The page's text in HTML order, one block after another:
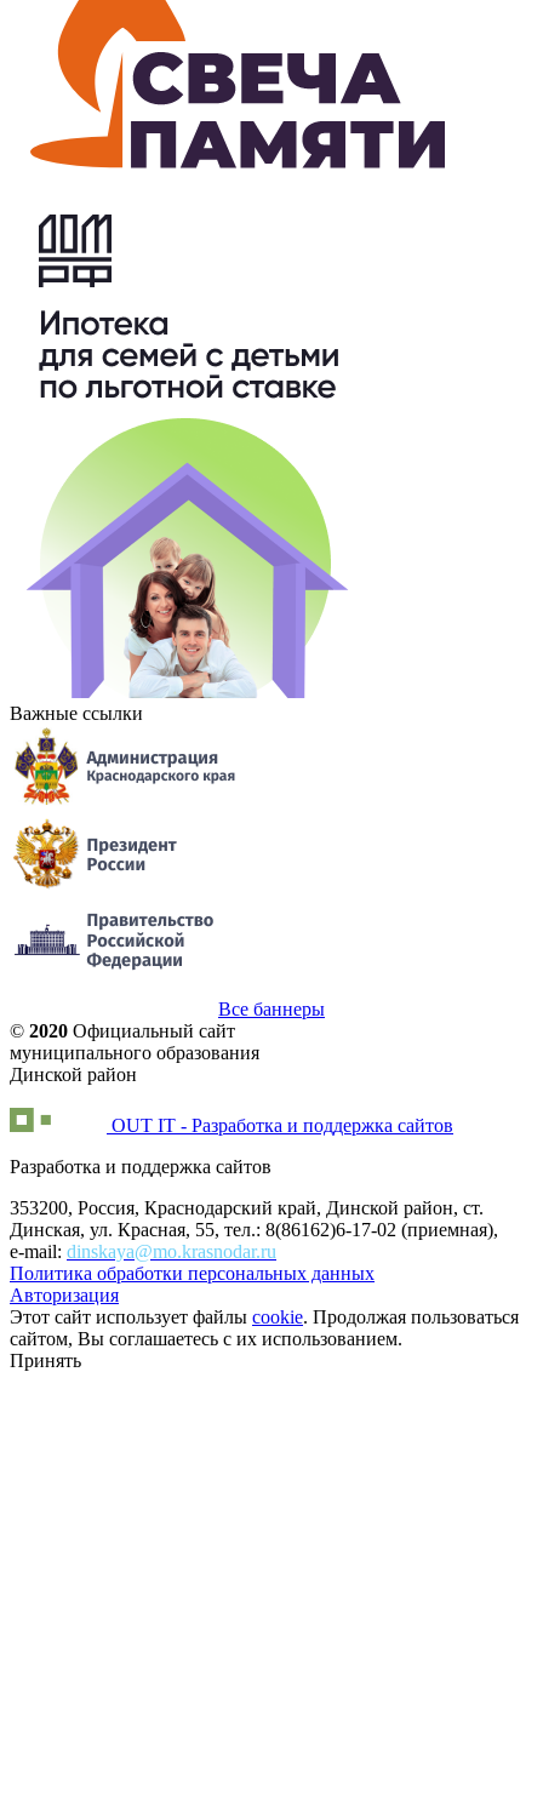
Важные ссылки
Все баннеры
© 2020 Официальный сайт
муниципального образования
Динской район
OUT IT - Разработка и поддержка сайтов
Разработка и поддержка сайтов
353200, Россия, Краснодарский край, Динской район, ст.
Динская, ул. Красная, 55, тел.: 8(86162)6-17-02 (приемная),
e-mail: dinskaya@mo.krasnodar.ru
Политика обработки персональных данных
Авторизация
Этот сайт использует файлы cookie. Продолжая пользоваться
сайтом, Вы соглашаетесь с их использованием.
Принять